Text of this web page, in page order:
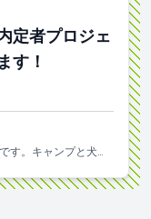
定者プロジェ
す！
す。キャンプと犬と